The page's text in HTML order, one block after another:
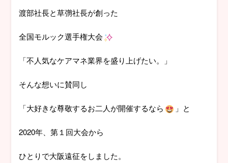
渡部社長と草彅社長が創った
全国モルック選手権大会
「不人気なケアマネ業界を盛り上げたい。」
そんな想いに賛同し
「大好きな尊敬するお二人が開催するなら 」と
2020年、第１回大会から
ひとりで大阪遠征をしました。